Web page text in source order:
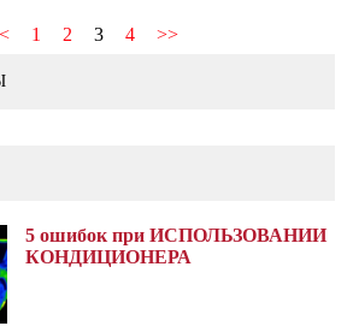
1 2 3 4 >>
5 ошибок при ИСПОЛЬЗОВАНИИ
КОНДИЦИОНЕРА